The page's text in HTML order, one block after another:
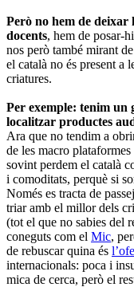
Però no hem de deixar
docents, hem de posar-
nos però també mirant
el català no és present a
criatures.
Per exemple: tenim un
localitzar productes
Ara que no tendim a
de les macro
sovint perdem el català
i comoditats, perquè si
Només es tracta de
triar amb el millor dels
(tot el que no sabies del
coneguts com el Mic,
de rebuscar quina és
internacionals: poca i
mica de cerca, però el